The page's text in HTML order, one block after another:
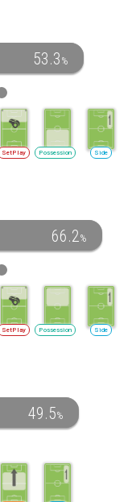
53.3 %
SetPlay Possession Side
66.2%
SetPlay Possession Side
49.5%